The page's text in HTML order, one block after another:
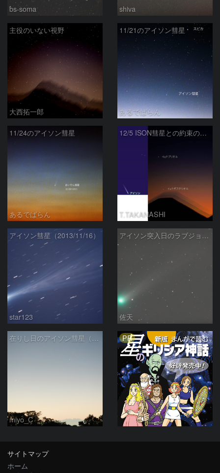
bs-soma shiva
主役のいない視野
大西拓一郎
11/21のアイソン彗星
あるでばらん
11/24のアイソン彗星
あるでばらん
12/5 ISON彗星との約束の地へ
T.TAKANASHI
アイソン彗星（2013/11/16）
star123
アイソン突入日のラブジョイ彗星
佐天
在りし日のアイソン彗星（11/22）
miyo_C
PR
サイトマップ
ホーム